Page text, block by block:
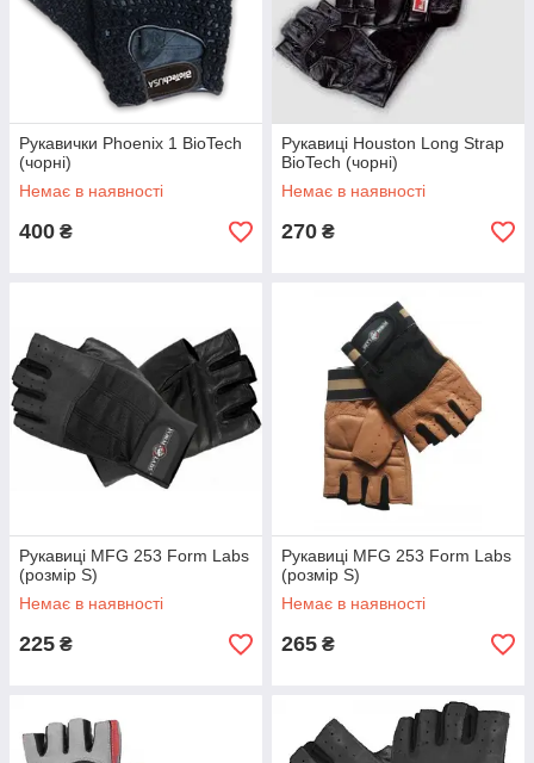
Рукавички Phoenix 1 BioTech
(чорні)
Немає в наявності
400 ₴
Рукавиці Houston Long Strap
BioTech (чорні)
Немає в наявності
270 ₴
Рукавиці MFG 253 Form Labs
(розмір S)
Немає в наявності
225 ₴
Рукавиці MFG 253 Form Labs
(розмір S)
Немає в наявності
265 ₴